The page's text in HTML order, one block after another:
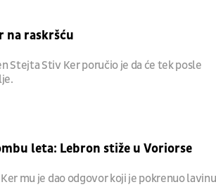
na raskršću
Stejta Stiv Ker poručio je da će tek posle
leta: Lebron stiže u Voriorse
mu je dao odgovor koji je pokrenuo lavinu